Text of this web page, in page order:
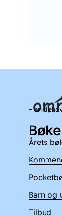
– en del
Årets
Barn og
Tilbud